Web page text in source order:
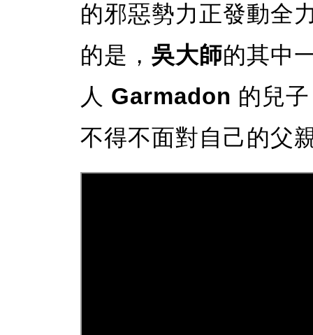
的邪惡勢力正發動全
的是， 吳大師的其中
人 Garmadon 的兒
不得不面對自己的父